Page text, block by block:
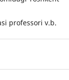
professori v.b.